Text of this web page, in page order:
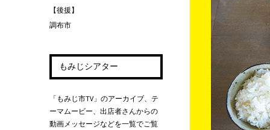
【後援】
調布市
もみじシアター
「もみじ市TV」のアーカイブ、テ
ーマムービー、出店者さんからの
動画メッセージなどを一覧でご覧